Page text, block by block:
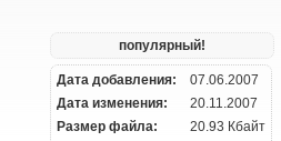
популярный!
Дата добавления:
07.06.2007
Дата изменения:
20.11.2007
Размер файла:
20.93 Кбайт